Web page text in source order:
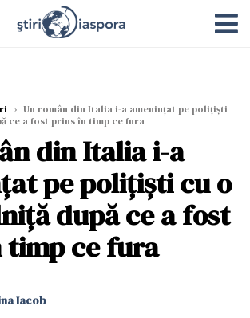
› Un român din Italia i-a amenințat pe polițiști
ce a fost prins în timp ce fura
din Italia i-a
pe polițiști cu o
după ce a fost
ce fura
Iacob